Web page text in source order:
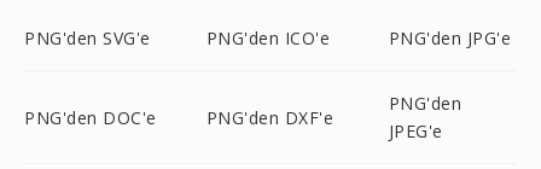
PNG'den SVG'e PNG'den ICO'e PNG'den JPG'e
PNG'den DOC'e PNG'den DXF'e
PNG'den
JPEG'e